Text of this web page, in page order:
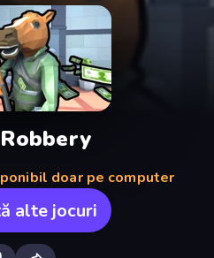
doar pe computer
alte jocuri